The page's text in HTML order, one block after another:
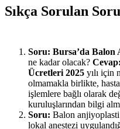
Sıkça Sorulan
Soru: Bursa’da Balon
ne kadar olacak? Cevap:
Ücretleri 2025 yılı için
olmamakla birlikte,
işlemlere bağlı olarak
kuruluşlarından bilgi
Soru: Balon
lokal anestezi